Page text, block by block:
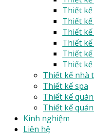
Thiết
Thiết
Thiết
Thiết
Thiết
Thiết
Thiết kế nhà
Thiết kế spa
Thiết kế
Thiết kế
Kinh nghiệm
Liên hệ